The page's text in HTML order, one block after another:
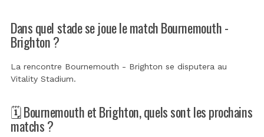
Dans quel stade se joue le match Bournemouth -
Brighton ?
La rencontre Bournemouth - Brighton se disputera au
Vitality Stadium.
🗓️ Bournemouth et Brighton, quels sont les prochains
matchs ?